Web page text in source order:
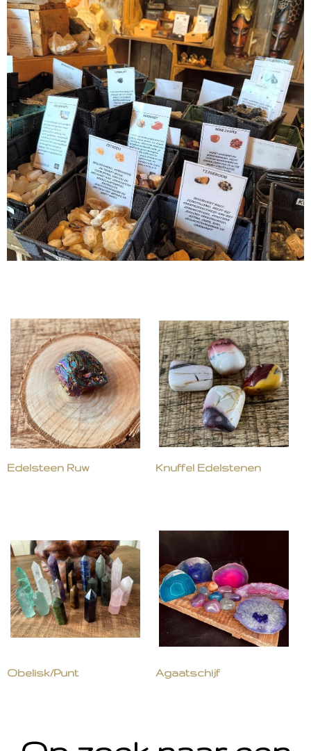
Edelsteen Ruw Knuffel Edelstenen
Obelisk/Punt Agaatschijf